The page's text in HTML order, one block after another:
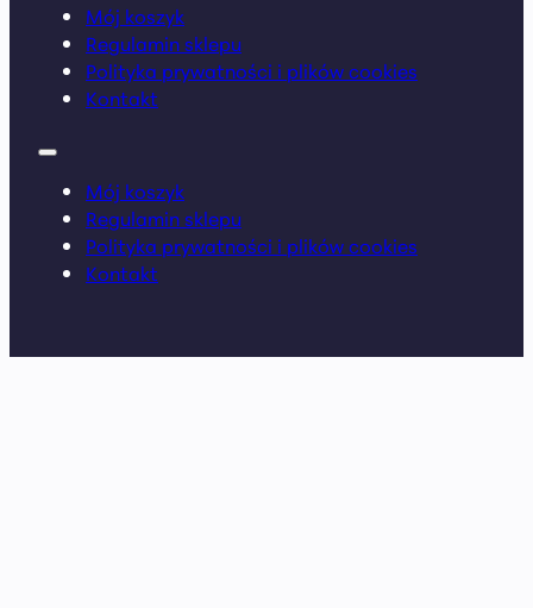
Mój koszyk
Regulamin sklepu
Polityka prywatności i plików cookies
Kontakt
Mój koszyk
Regulamin sklepu
Polityka prywatności i plików cookies
Kontakt